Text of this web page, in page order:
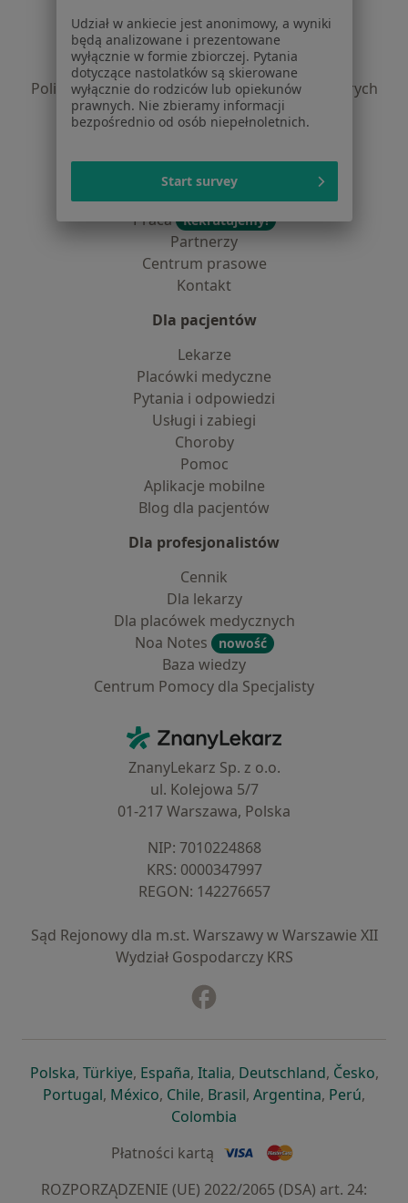
Regulamin
Polityka prywatności pacjentów
Polityka prywatności profesjonalistów
Polityka prywatności dla profesjonalistów, których
dane pozyskaliśmy samodzielnie
Polityka cookies
Dostępność
O nas
Praca Rekrutujemy!
Partnerzy
Centrum prasowe
Kontakt
Dla pacjentów
Lekarze
Placówki medyczne
Pytania i odpowiedzi
Usługi i zabiegi
Choroby
Pomoc
Aplikacje mobilne
Blog dla pacjentów
Dla profesjonalistów
Cennik
Dla lekarzy
Dla placówek medycznych
Noa Notes
nowość
Baza wiedzy
Centrum Pomocy dla Specjalisty
ZnanyLekarz - Strona główna
ZnanyLekarz Sp. z o.o.
ul. Kolejowa 5/7
01-217 Warszawa, Polska
NIP: ⁠7010224868
KRS: ⁠0000347997
REGON: ⁠142276657
Sąd Rejonowy dla m.st. Warszawy w Warszawie XII
Wydział Gospodarczy KRS
Polskaotwiera się w nowej karcie
, Türkiyeotwiera się w nowej karcie
, Españaotwiera się w nowej karcie
, Italiaotwiera się w nowej
, Deutschlandotwiera się
, Česko,
Portugalotwiera się w nowej karcie
, Méxicootwiera się w nowej karcie
, Chileotwiera się w nowej karcie
, Brasilotwiera się w nowej
, Argentinaotwiera się
, Perú,
Colombia
Płatności kartą
ROZPORZĄDZENIE (UE) 2022/2065 (DSA) art. 24:
Udział w ankiecie jest anonimowy, a wyniki
będą analizowane i prezentowane
wyłącznie w formie zbiorczej. Pytania
dotyczące nastolatków są skierowane
wyłącznie do rodziców lub opiekunów
prawnych. Nie zbieramy informacji
bezpośrednio od osób niepełnoletnich.
Start survey